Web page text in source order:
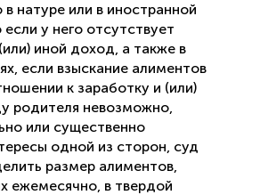
в натуре или в иностранной
у него отсутствует
иной доход, а также в
если взыскание алиментов
к заработку и (или)
родителя невозможно,
или существенно
одной из сторон, суд
размер алиментов,
ежемесячно, в твердой